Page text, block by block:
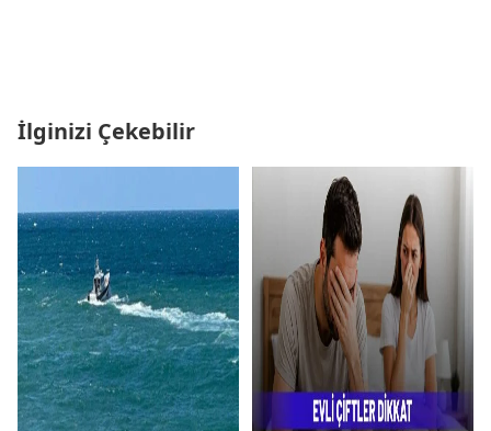
İlginizi Çekebilir